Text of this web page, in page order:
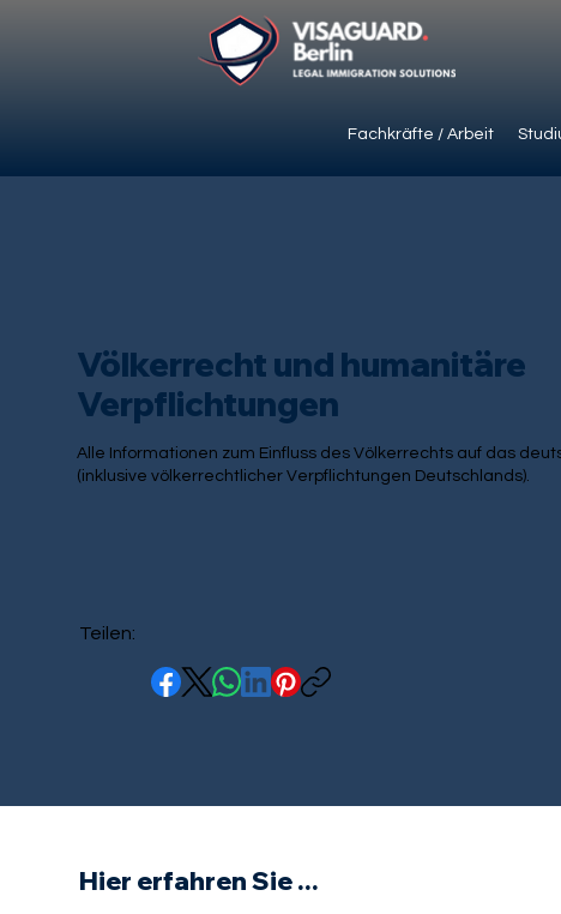
Fachkräfte / Arbeit
Völkerrecht und humanitäre
Verpflichtungen
Alle Informationen zum Einfluss des Völkerrechts auf das
(inklusive völkerrechtlicher Verpflichtungen Deutschlands).
Teilen:
Hier erfahren Sie ...